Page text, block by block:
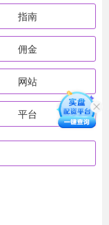
指南
佣金
网站
平台